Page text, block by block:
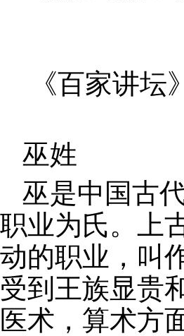
《百家讲
巫姓
巫是中国古
职业为氏。上
动的职业，叫
受到王族显贵
医术，算术方